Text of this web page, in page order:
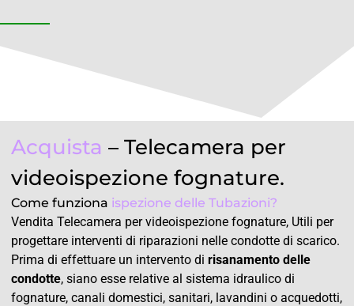
Acquista – Telecamera per
videoispezione fognature.
Come funziona ispezione delle Tubazioni?
Vendita Telecamera per videoispezione fognature, Utili per
progettare interventi di riparazioni nelle condotte di scarico.
Prima di effettuare un intervento di risanamento delle
condotte, siano esse relative al sistema idraulico di
fognature, canali domestici, sanitari, lavandini o acquedotti,